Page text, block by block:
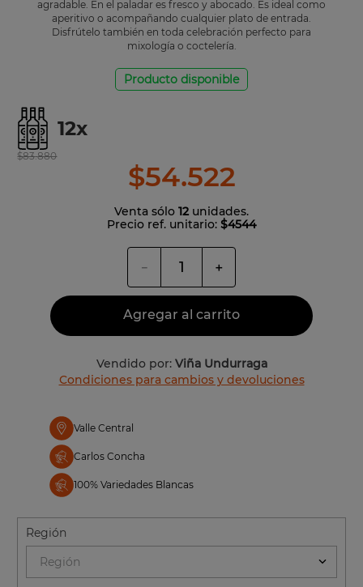
agradable. En el paladar es fresco y abocado. Es ideal como
aperitivo o acompañando cualquier plato de entrada.
Disfrútelo también en toda celebración perfecto para
mixología o coctelería.
Producto disponible
12x
$54.522
$83.880
Venta sólo 12 unidades.
Precio ref. unitario: $4544
＋
－
Agregar al carrito
Vendido por: Viña Undurraga
Condiciones para cambios y devoluciones
Valle Central
Carlos Concha
100% Variedades Blancas
Región
Región